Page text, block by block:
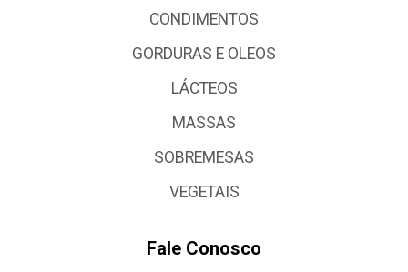
CONDIMENTOS
GORDURAS E OLEOS
LÁCTEOS
MASSAS
SOBREMESAS
VEGETAIS
Fale Conosco